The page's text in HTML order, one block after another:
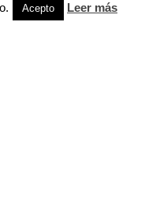
Acepto Leer más